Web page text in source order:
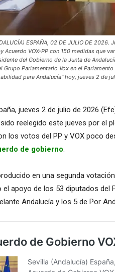
ESPAÑA, 02 DE JULIO DE
Acuerdo VOX-PP con 150 medidas que
del Gobierno de la Junta de
Parlamentario Vox en el
para Andalucía" hoy, jueves 2 de
jueves 2 de julio de 2026
reelegido este jueves por el
los votos del PP y VOX poco
de gobierno.
en una segunda
apoyo de los 53 diputados del
Andalucía y los 5 de Por